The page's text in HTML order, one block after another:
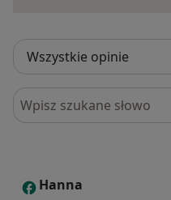
Szukaj w opiniach
H Hanna